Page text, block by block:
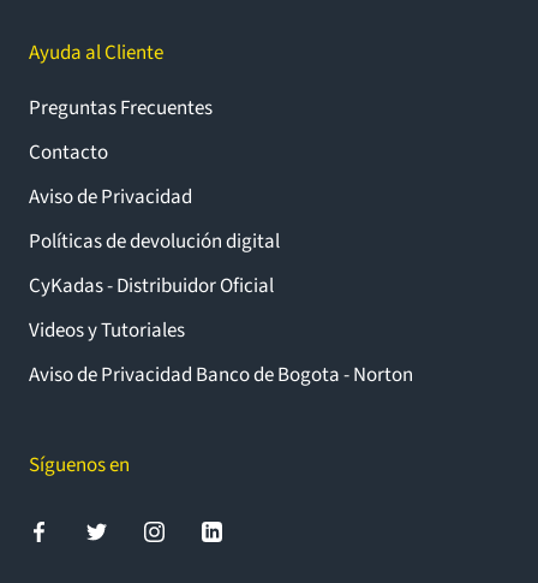
Ayuda al Cliente
Preguntas Frecuentes
Contacto
Aviso de Privacidad
Políticas de devolución digital
CyKadas - Distribuidor Oficial
Videos y Tutoriales
Aviso de Privacidad Banco de Bogota - Norton
Síguenos en